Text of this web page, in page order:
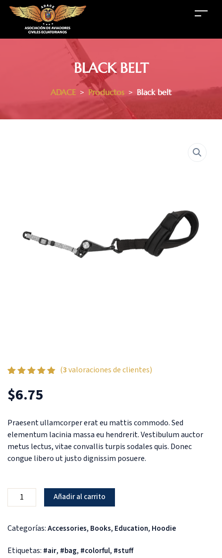
BLACK BELT
ADACE > Productos > Black belt
sobre 5
basado en
(3valoraciones de clientes)
$6.75
Praesent ullamcorper erat eu mattis commodo. Sed
elementum lacinia massa eu hendrerit. Vestibulum auctor
metus lectus, vitae convallis turpis sodales quis. Donec
congue libero ut justo dignissim posuere.
Añadir al carrito
Categorías:Accessories, Books, Education, Hoodie
Etiquetas: air, bag, colorful, stuff